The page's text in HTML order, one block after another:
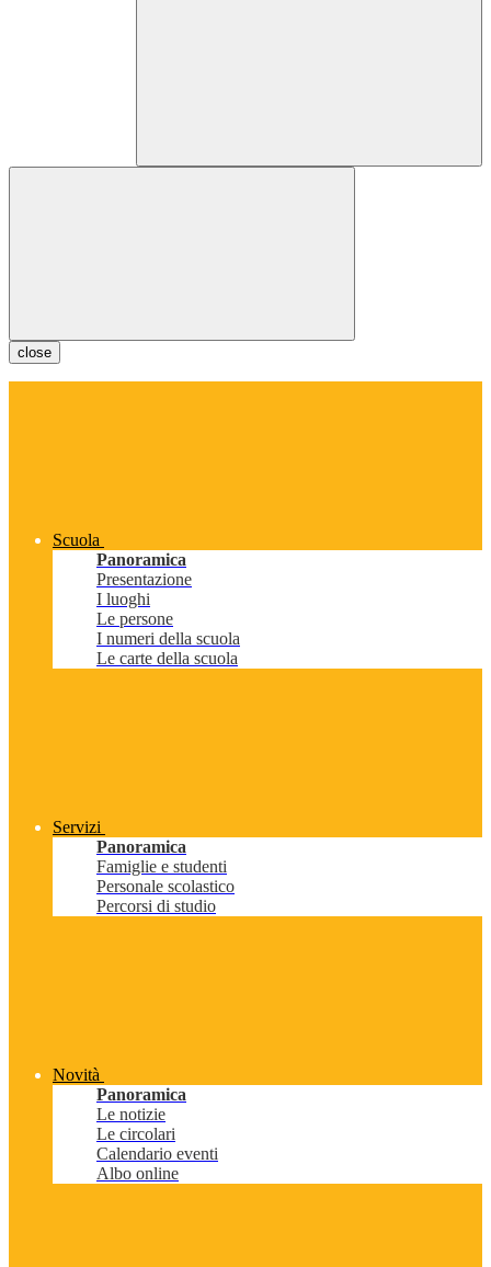
close
Scuola
Panoramica
Presentazione
I luoghi
Le persone
I numeri della scuola
Le carte della scuola
Servizi
Panoramica
Famiglie e studenti
Personale scolastico
Percorsi di studio
Novità
Panoramica
Le notizie
Le circolari
Calendario eventi
Albo online